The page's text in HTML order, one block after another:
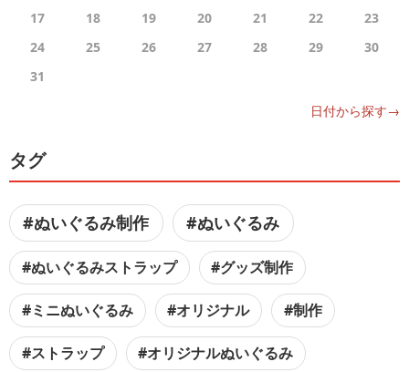
17
18 19 20 21 22
23
24
25 26 27 28 29
30
31
日付から探す→
タグ
#ぬいぐるみ制作 #ぬいぐるみ
#ぬいぐるみストラップ #グッズ制作
#ミニぬいぐるみ #オリジナル #制作
#ストラップ #オリジナルぬいぐるみ